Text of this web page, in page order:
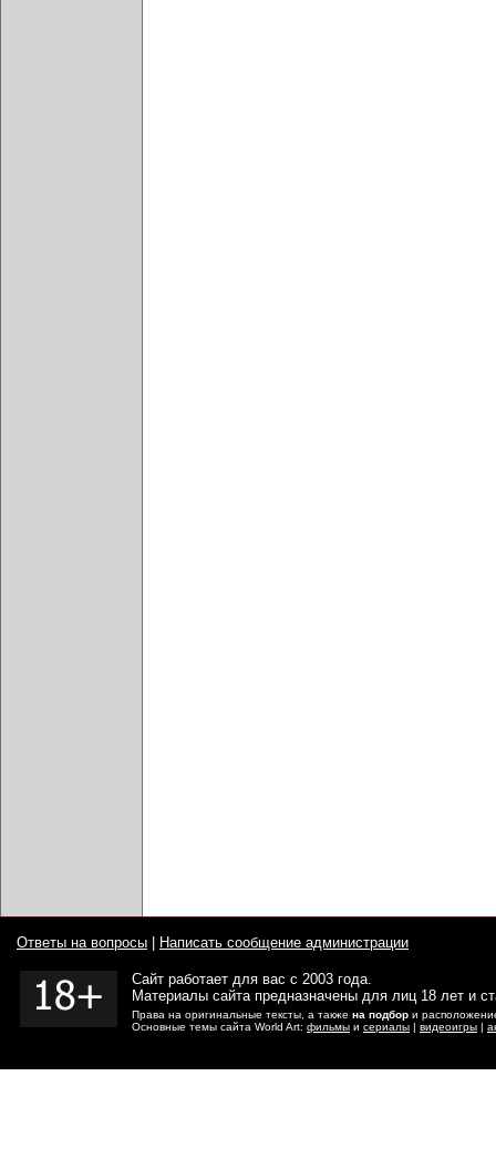
Ответы на вопросы Написать сообщение администрации
Сайт работает для вас с 2003 года.
Материалы сайта предназначены для лиц 18 лет и
Права на оригинальные тексты, а также на подбор и
Основные темы сайта World Art: фильмы и сериалы | видеоигры |